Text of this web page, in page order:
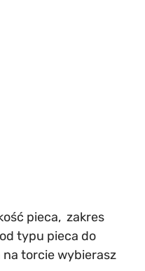
pieca,  zakres
typu pieca do
na torcie wybierasz